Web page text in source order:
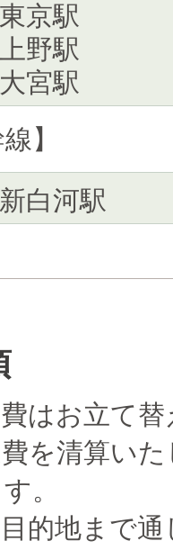
東京駅
上野駅
大宮駅
】
新白河駅
費はお立て
を清算い
。
目的地まで